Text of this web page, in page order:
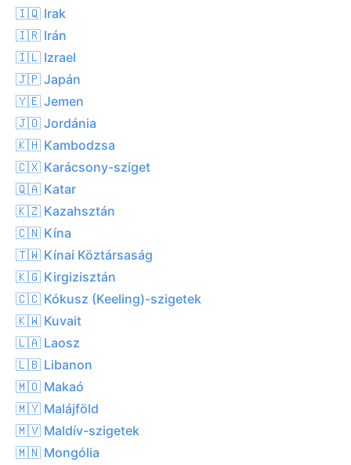
🇮🇶 Irak
🇮🇷 Irán
🇮🇱 Izrael
🇯🇵 Japán
🇾🇪 Jemen
🇯🇴 Jordánia
🇰🇭 Kambodzsa
🇨🇽 Karácsony-sziget
🇶🇦 Katar
🇰🇿 Kazahsztán
🇨🇳 Kína
🇹🇼 Kínai Köztársaság
🇰🇬 Kirgizisztán
🇨🇨 Kókusz (Keeling)-szigetek
🇰🇼 Kuvait
🇱🇦 Laosz
🇱🇧 Libanon
🇲🇴 Makaó
🇲🇾 Malájföld
🇲🇻 Maldív-szigetek
🇲🇳 Mongólia